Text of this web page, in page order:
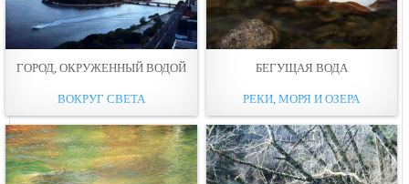
ГОРОД, ОКРУЖЕННЫЙ ВОДОЙ
ВОКРУГ СВЕТА
БЕГУЩАЯ ВОДА
РЕКИ, МОРЯ И ОЗЕРА